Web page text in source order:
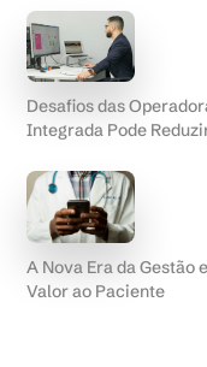
Desafios das
Integrada Pode
A Nova Era da Gestão
Valor ao Paciente